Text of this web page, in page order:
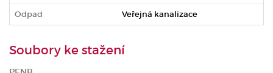
Odpad Veřejná kanalizace
Soubory ke stažení